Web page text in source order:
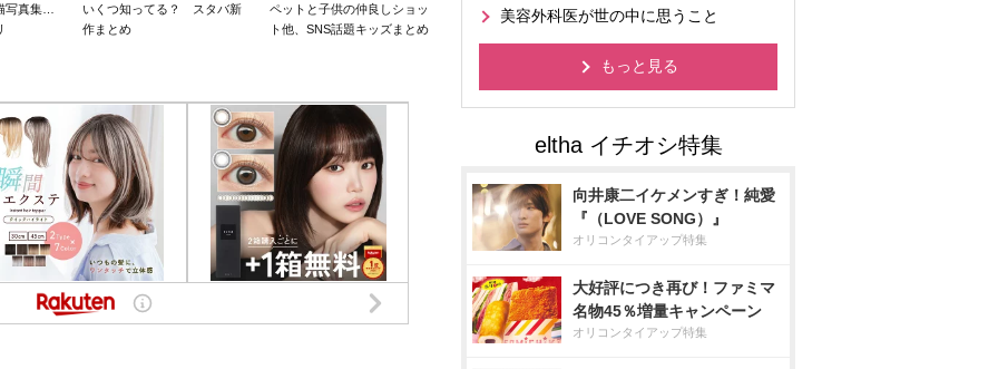
写真集…
いくつ知ってる？ スタバ新
作まとめ
ペットと子供の仲良しショッ
ト他、SNS話題キッズまとめ
美容外科医が世の中に思うこと
もっと見る
向井康二イケメンすぎ！純愛
『（LOVE SONG）』
オリコンタイアップ特集
大好評につき再び！ファミマ
名物45％増量キャンペーン
オリコンタイアップ特集